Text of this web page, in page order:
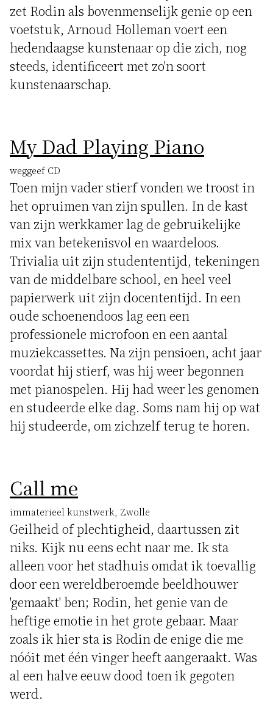
zet Rodin als bovenmenselijk genie op een
voetstuk, Arnoud Holleman voert een
hedendaagse kunstenaar op die zich, nog
steeds, identificeert met zo'n soort
kunstenaarschap.
My Dad Playing Piano
weggeef CD
Toen mijn vader stierf vonden we troost in
het opruimen van zijn spullen. In de kast
van zijn werkkamer lag de gebruikelijke
mix van betekenisvol en waardeloos.
Trivialia uit zijn studententijd, tekeningen
van de middelbare school, en heel veel
papierwerk uit zijn docententijd. In een
oude schoenendoos lag een een
professionele microfoon en een aantal
muziekcassettes. Na zijn pensioen, acht jaar
voordat hij stierf, was hij weer begonnen
met pianospelen. Hij had weer les genomen
en studeerde elke dag. Soms nam hij op wat
hij studeerde, om zichzelf terug te horen.
Call me
immaterieel kunstwerk, Zwolle
Geilheid of plechtigheid, daartussen zit
niks. Kijk nu eens echt naar me. Ik sta
alleen voor het stadhuis omdat ik toevallig
door een wereldberoemde beeldhouwer
'gemaakt' ben; Rodin, het genie van de
heftige emotie in het grote gebaar. Maar
zoals ik hier sta is Rodin de enige die me
nóóit met één vinger heeft aangeraakt. Was
al een halve eeuw dood toen ik gegoten
werd.